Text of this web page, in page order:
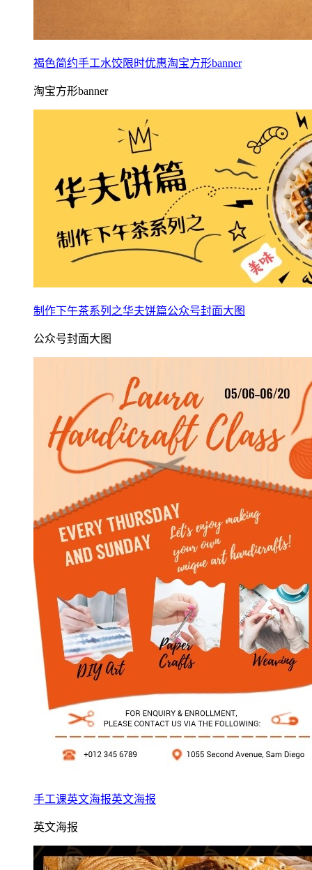
褐色简约手工水饺限时优惠淘宝方形banner
淘宝方形banner
制作下午茶系列之华夫饼篇公众号封面大图
公众号封面大图
手工课英文海报英文海报
英文海报